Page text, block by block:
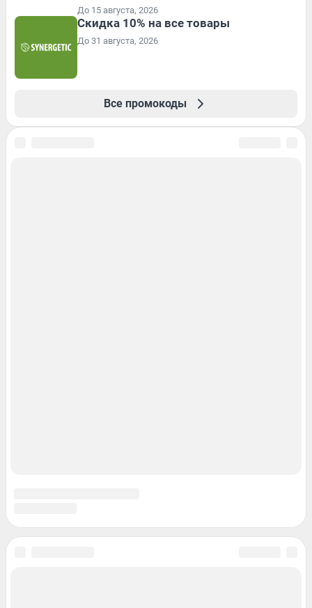
До 15 августа, 2026
Скидка 10% на все товары
До 31 августа, 2026
Все промокоды